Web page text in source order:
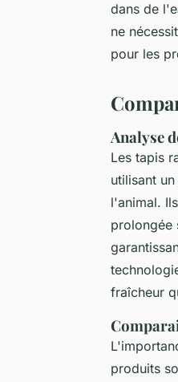
dans de
ne
pour les
Analyse
Les tapis
utilisant un
l'animal.
prolongée
fraîcheur
produits